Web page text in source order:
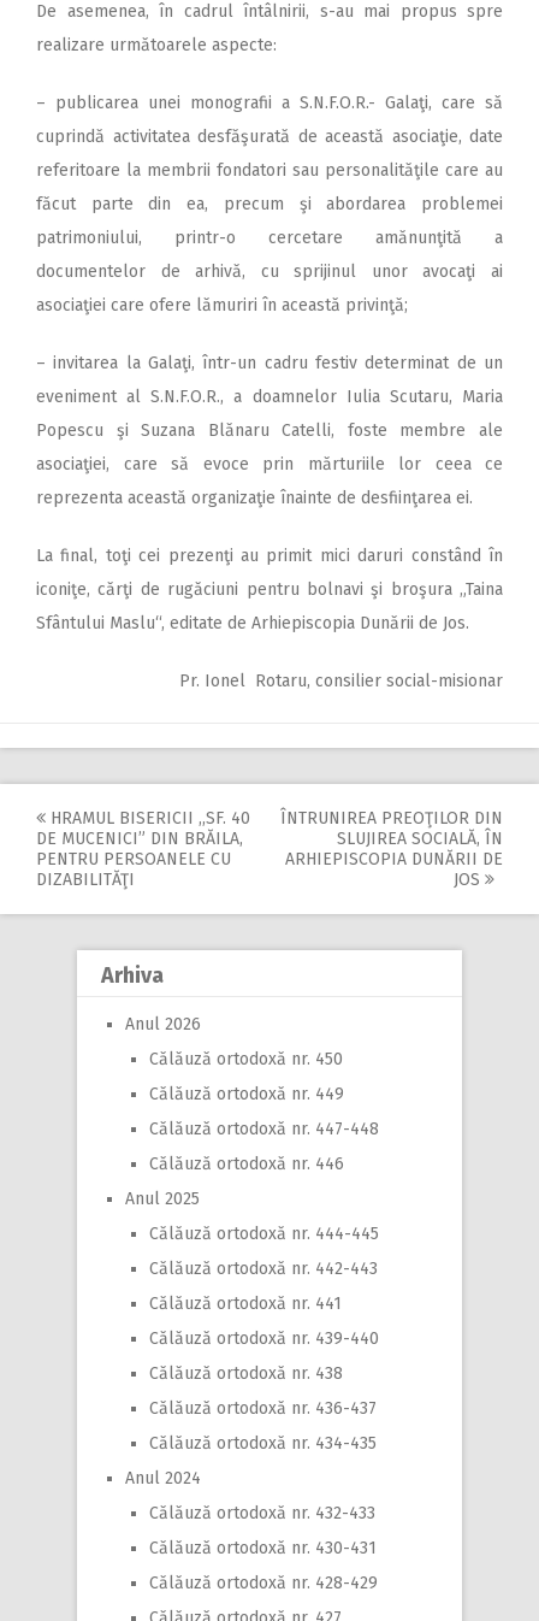
De asemenea, în cadrul întâlnirii, s-au mai propus spre
realizare următoarele aspecte:
– publicarea unei monografii a S.N.F.O.R.- Galaţi, care să
cuprindă activitatea desfăşurată de această asociaţie, date
referitoare la membrii fondatori sau personalităţile care au
făcut parte din ea, precum şi abordarea problemei
patrimoniului, printr-o cercetare amănunţită a
documentelor de arhivă, cu sprijinul unor avocaţi ai
asociaţiei care ofere lămuriri în această privinţă;
– invitarea la Galaţi, într-un cadru festiv determinat de un
eveniment al S.N.F.O.R., a doamnelor Iulia Scutaru, Maria
Popescu şi Suzana Blănaru Catelli, foste membre ale
asociaţiei, care să evoce prin mărturiile lor ceea ce
reprezenta această organizaţie înainte de desfiinţarea ei.
La final, toţi cei prezenţi au primit mici daruri constând în
iconiţe, cărţi de rugăciuni pentru bolnavi şi broşura „Taina
Sfântului Maslu“, editate de Arhiepiscopia Dunării de Jos.
Pr. Ionel Rotaru, consilier social-misionar
Post
navigation
HRAMUL BISERICII ,,SF. 40
DE MUCENICI” DIN BRĂILA,
PENTRU PERSOANELE CU
DIZABILITĂŢI
ÎNTRUNIREA PREOŢILOR DIN
SLUJIREA SOCIALĂ, ÎN
ARHIEPISCOPIA DUNĂRII DE
JOS
Arhiva
Anul 2026
Călăuză ortodoxă nr. 450
Călăuză ortodoxă nr. 449
Călăuză ortodoxă nr. 447-448
Călăuză ortodoxă nr. 446
Anul 2025
Călăuză ortodoxă nr. 444-445
Călăuză ortodoxă nr. 442-443
Călăuză ortodoxă nr. 441
Călăuză ortodoxă nr. 439-440
Călăuză ortodoxă nr. 438
Călăuză ortodoxă nr. 436-437
Călăuză ortodoxă nr. 434-435
Anul 2024
Călăuză ortodoxă nr. 432-433
Călăuză ortodoxă nr. 430-431
Călăuză ortodoxă nr. 428-429